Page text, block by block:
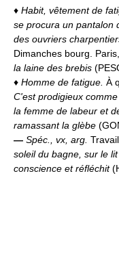
♦ Habit, vêtement de
se procura un pantalon
des ouvriers
Dimanches bourg.
la laine des brebis
♦ Homme de fatigue. À
C'est prodigieux
la femme de labeur et
ramassant la glèbe
— Spéc., vx, arg.
soleil du bagne, sur le
conscience et réfléchit